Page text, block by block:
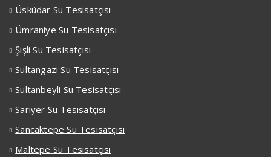
Üsküdar Su Tesisatçısı
Ümraniye Su Tesisatçısı
Şişli Su Tesisatçısı
Sultangazi Su Tesisatçısı
Sultanbeyli Su Tesisatçısı
Sarıyer Su Tesisatçısı
Sancaktepe Su Tesisatçısı
Maltepe Su Tesisatçısı